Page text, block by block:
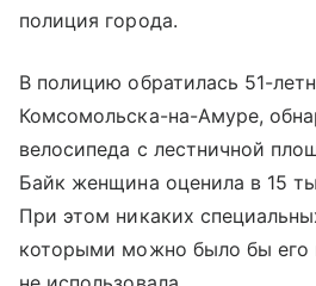
полиция города.
В полицию обратилась 51-
Комсомольска-на-Амуре,
велосипеда с лестничной
Байк женщина оценила в 15
При этом никаких
которыми можно было бы его